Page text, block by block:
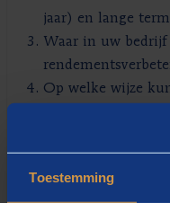
Toestemming
jaar) en lange
Waar in uw bedrijf
Op welke wijze